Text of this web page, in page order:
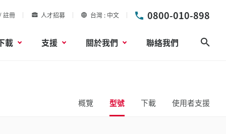
註冊 人才招募 台灣 中文 0800-010-898
載 支援 關於我們 聯絡我們
概覽 型號 下載 使用者支援